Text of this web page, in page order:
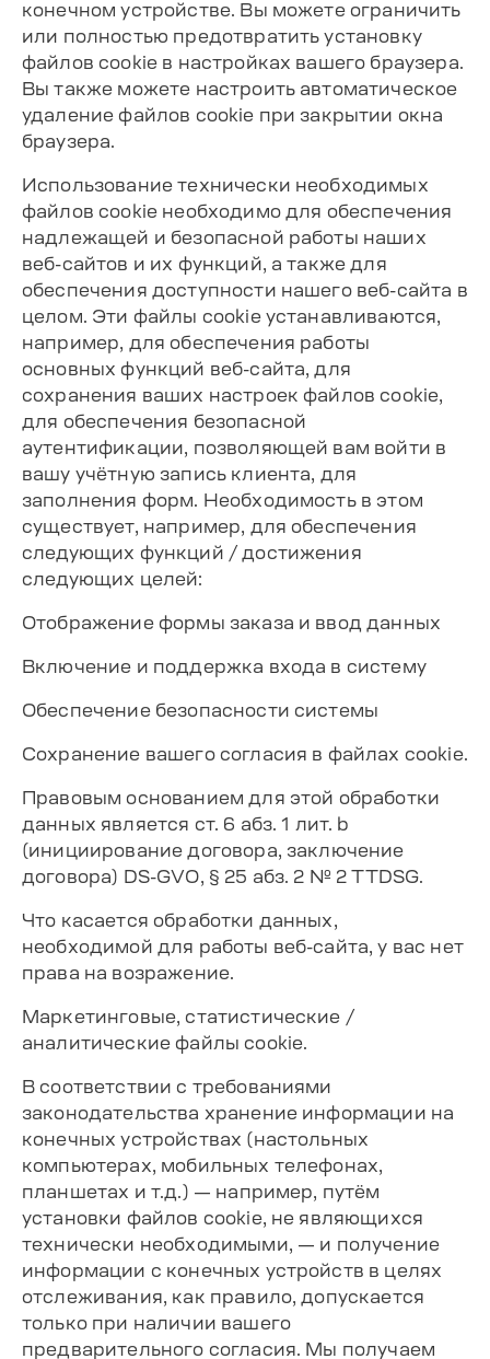
конечном устройстве. Вы можете ограничить
или полностью предотвратить установку
файлов cookie в настройках вашего браузера.
Вы также можете настроить автоматическое
удаление файлов cookie при закрытии окна
браузера.
Использование технически необходимых
файлов cookie необходимо для обеспечения
надлежащей и безопасной работы наших
веб-сайтов и их функций, а также для
обеспечения доступности нашего веб-сайта в
целом. Эти файлы cookie устанавливаются,
например, для обеспечения работы
основных функций веб-сайта, для
сохранения ваших настроек файлов cookie,
для обеспечения безопасной
аутентификации, позволяющей вам войти в
вашу учётную запись клиента, для
заполнения форм. Необходимость в этом
существует, например, для обеспечения
следующих функций / достижения
следующих целей:
Отображение формы заказа и ввод данных
Включение и поддержка входа в систему
Обеспечение безопасности системы
Сохранение вашего согласия в файлах cookie.
Правовым основанием для этой обработки
данных является ст. 6 абз. 1 лит. b
(инициирование договора, заключение
договора) DS-GVO, § 25 абз. 2 № 2 TTDSG.
Что касается обработки данных,
необходимой для работы веб-сайта, у вас нет
права на возражение.
Маркетинговые, статистические /
аналитические файлы cookie.
В соответствии с требованиями
законодательства хранение информации на
конечных устройствах (настольных
компьютерах, мобильных телефонах,
планшетах и т.д.) — например, путём
установки файлов cookie, не являющихся
технически необходимыми, — и получение
информации с конечных устройств в целях
отслеживания, как правило, допускается
только при наличии вашего
предварительного согласия. Мы получаем